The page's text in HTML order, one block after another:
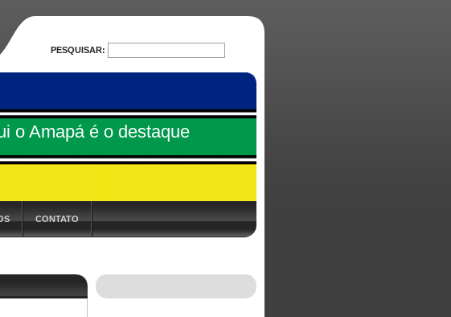
o Amapá é o destaque
CONTATO
PESQUISAR: